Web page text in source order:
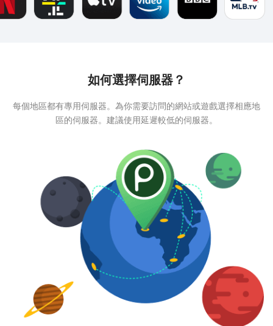
如何選擇伺服器？
每個地區都有專用伺服器。為你需要訪問的網站或遊戲選擇相應地
區的伺服器。建議使用延遲較低的伺服器。